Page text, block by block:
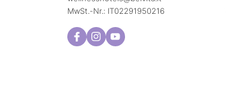
MwSt.-Nr.: IT02291950216